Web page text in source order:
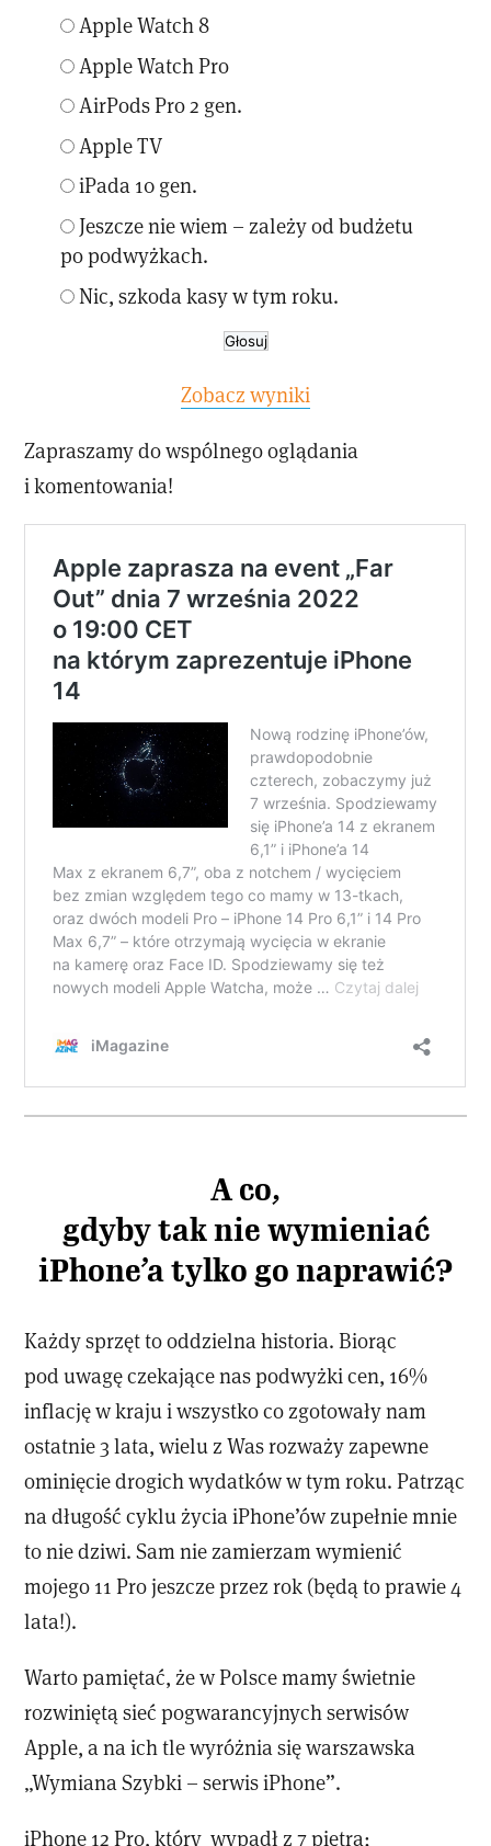
Apple Watch 8
Apple Watch Pro
AirPods Pro 2 gen.
Apple TV
iPada 10 gen.
Jeszcze nie wiem – zależy od budżetu
po podwyżkach.
Nic, szkoda kasy w tym roku.
Zobacz wyniki
Zapraszamy do wspólnego oglądania
i komentowania!
A co,
gdyby tak nie wymieniać
iPhone’a tylko go naprawić?
Każdy sprzęt to oddzielna historia. Biorąc
pod uwagę czekające nas podwyżki cen, 16%
inflację w kraju i wszystko co zgotowały nam
ostatnie 3 lata, wielu z Was rozważy zapewne
ominięcie drogich wydatków w tym roku. Patrząc
na długość cyklu życia iPhone’ów zupełnie mnie
to nie dziwi. Sam nie zamierzam wymienić
mojego 11 Pro jeszcze przez rok (będą to prawie 4
lata!).
Warto pamiętać, że w Polsce mamy świetnie
rozwiniętą sieć pogwarancyjnych serwisów
Apple, a na ich tle wyróżnia się warszawska
„Wymiana Szybki – serwis iPhone”.
iPhone 12 Pro, który wypadł z 7 piętra;